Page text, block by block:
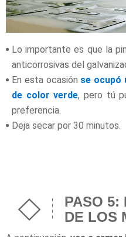
Lo importante es que la
anticorrosivas del
En esta ocasión se ocupó
de color verde, pero tú
preferencia.
Deja secar por 30 minutos.
PASO 5:
DE LOS